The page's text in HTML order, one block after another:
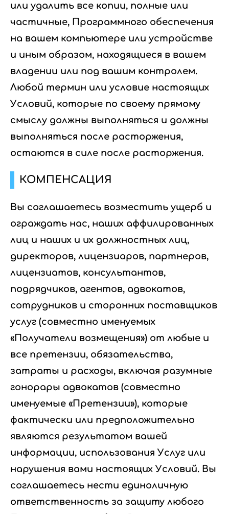
или удалить все копии, полные или
частичные, Программного обеспечения
на вашем компьютере или устройстве
и иным образом, находящиеся в вашем
владении или под вашим контролем.
Любой термин или условие настоящих
Условий, которые по своему прямому
смыслу должны выполняться и должны
выполняться после расторжения,
остаются в силе после расторжения.
КОМПЕНСАЦИЯ
Вы соглашаетесь возместить ущерб и
ограждать нас, наших аффилированных
лиц и наших и их должностных лиц,
директоров, лицензиаров, партнеров,
лицензиатов, консультантов,
подрядчиков, агентов, адвокатов,
сотрудников и сторонних поставщиков
услуг (совместно именуемых
«Получатели возмещения») от любые и
все претензии, обязательства,
затраты и расходы, включая разумные
гонорары адвокатов (совместно
именуемые «Претензии»), которые
фактически или предположительно
являются результатом вашей
информации, использования Услуг или
нарушения вами настоящих Условий. Вы
соглашаетесь нести единоличную
ответственность за защиту любого